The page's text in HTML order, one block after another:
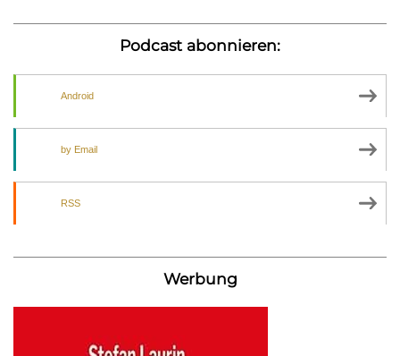
Podcast abonnieren:
Android
by Email
RSS
Werbung